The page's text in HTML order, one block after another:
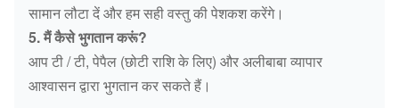
सामान लौटा दें और हम सही वस्तु की पेशकश करेंगे।
5. मैं कैसे भुगतान करूं?
आप टी / टी, पेपैल (छोटी राशि के लिए) और अलीबाबा व्यापार
आश्वासन द्वारा भुगतान कर सकते हैं।